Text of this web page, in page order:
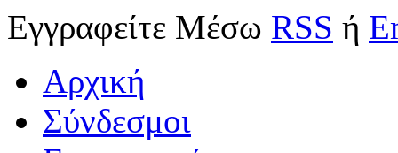
Εγγραφείτε Μέσω RSS ή
Αρχική
Σύνδεσμοι